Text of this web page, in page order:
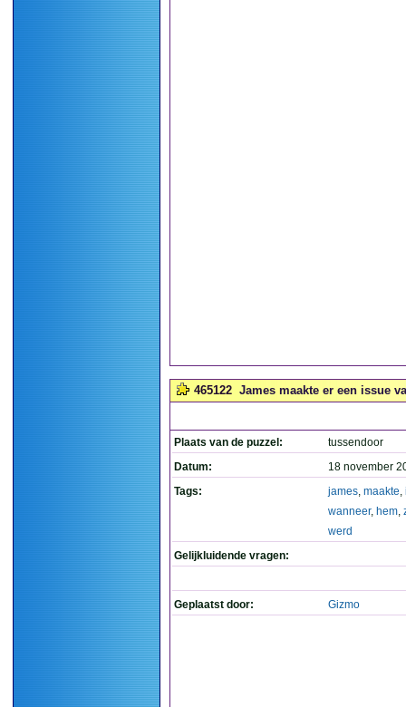
465122 James maakte er een issue
Plaats van de puzzel:
tussendoor
Datum:
18 november
Tags:
james, maakte,
wanneer, hem,
werd
Gelijkluidende vragen:
Geplaatst door: Gizmo